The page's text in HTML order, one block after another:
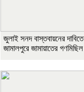
জুলাই সনদ বাস্তবায়নের দাবিতে
জামালপুরে জামায়াতের গণমিছিল